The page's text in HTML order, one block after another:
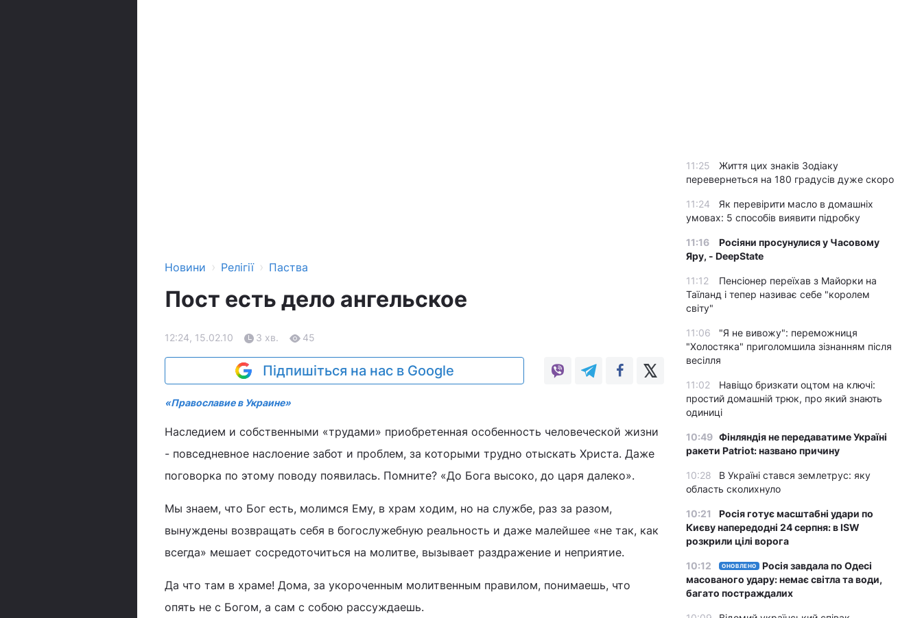
Новини › Релігії › Паства
Пост есть дело ангельское
12:24, 15.02.10 3 хв. 45
Підпишіться на нас в Google
«Православие в Украине»
Наследием и собственными «трудами» приобретенная особенность человеческой жизни
- повседневное наслоение забот и проблем, за которыми трудно отыскать Христа. Даже
поговорка по этому поводу появилась. Помните? «До Бога высоко, до царя далеко».
Мы знаем, что Бог есть, молимся Ему, в храм ходим, но на службе, раз за разом,
вынуждены возвращать себя в богослужебную реальность и даже малейшее «не так, как
всегда» мешает сосредоточиться на молитве, вызывает раздражение и неприятие.
Да что там в храме! Дома, за укороченным молитвенным правилом, понимаешь, что
опять не с Богом, а сам с собою рассуждаешь.
11:25
Життя цих знаків Зодіаку
перевернеться на 180 градусів дуже скоро
11:24
Як перевірити масло в домашніх
умовах: 5 способів виявити підробку
11:16
Росіяни просунулися у Часовому
Яру, - DeepState
11:12
Пенсіонер переїхав з Майорки на
Таїланд і тепер називає себе "королем
світу"
11:06
"Я не вивожу": переможниця
"Холостяка" приголомшила зізнанням після
весілля
11:02
Навіщо бризкати оцтом на ключі:
простий домашній трюк, про який знають
одиниці
10:49 Фінляндія не передаватиме Україні
ракети Patriot: названо причину
10:28
В Україні стався землетрус: яку
область сколихнуло
10:21
Росія готує масштабні удари по
Києву напередодні 24 серпня: в ISW
розкрили цілі ворога
10:12 ОНОВЛЕНО
Росія завдала по Одесі
масованого удару: немає світла та води,
багато постраждалих